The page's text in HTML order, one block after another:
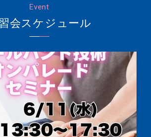
Event
会スケジュール